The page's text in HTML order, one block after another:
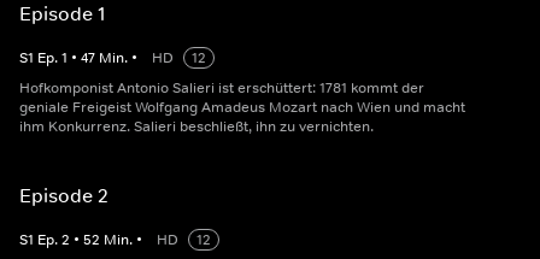
Episode 1
S1 Ep.1 • 47 Min. • HD
12
Hofkomponist Antonio Salieri ist erschüttert: 1781 kommt der
geniale Freigeist Wolfgang Amadeus Mozart nach Wien und macht
ihm Konkurrenz. Salieri beschließt, ihn zu vernichten.
Episode 2
S1 Ep.2 • 52 Min. • HD
12